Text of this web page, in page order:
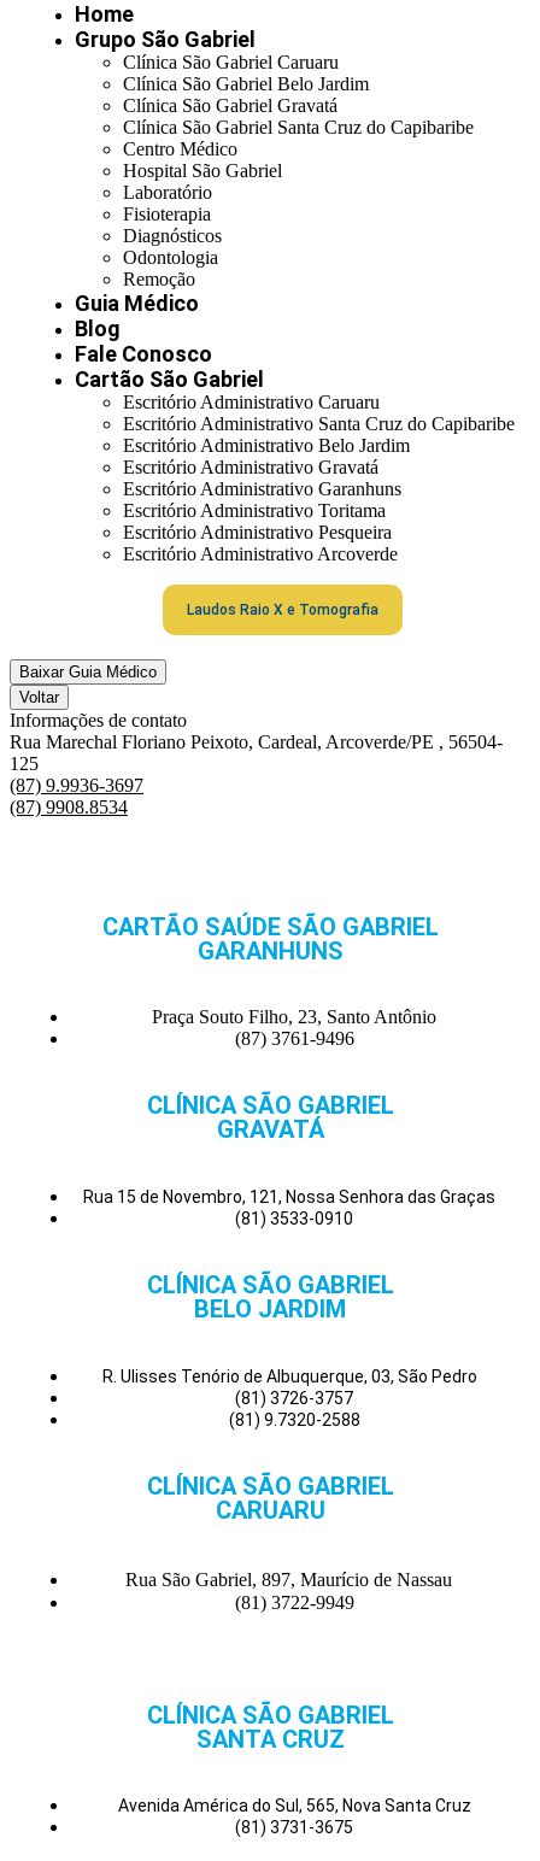
Home
Grupo São Gabriel
Clínica São Gabriel Caruaru
Clínica São Gabriel Belo Jardim
Clínica São Gabriel Gravatá
Clínica São Gabriel Santa Cruz do Capibaribe
Centro Médico
Hospital São Gabriel
Laboratório
Fisioterapia
Diagnósticos
Odontologia
Remoção
Guia Médico
Blog
Fale Conosco
Cartão São Gabriel
Escritório Administrativo Caruaru
Escritório Administrativo Santa Cruz do Capibaribe
Escritório Administrativo Belo Jardim
Escritório Administrativo Gravatá
Escritório Administrativo Garanhuns
Escritório Administrativo Toritama
Escritório Administrativo Pesqueira
Escritório Administrativo Arcoverde
Laudos Raio X e Tomografia
Baixar Guia Médico
Voltar
Informações de contato
Rua Marechal Floriano Peixoto, Cardeal, Arcoverde/PE , 56504-
125
(87) 9.9936-3697
(87) 9908.8534
CARTÃO SAÚDE SÃO GABRIEL
GARANHUNS
Praça Souto Filho, 23, Santo Antônio
(87) 3761-9496
CLÍNICA SÃO GABRIEL
GRAVATÁ
Rua 15 de Novembro, 121, Nossa Senhora das Graças
(81) 3533-0910
CLÍNICA SÃO GABRIEL
BELO JARDIM
R. Ulisses Tenório de Albuquerque, 03, São Pedro
(81) 3726-3757
(81) 9.7320-2588
CLÍNICA SÃO GABRIEL
CARUARU
Rua São Gabriel, 897, Maurício de Nassau
(81) 3722-9949
CLÍNICA SÃO GABRIEL
SANTA CRUZ
Avenida América do Sul, 565, Nova Santa Cruz
(81) 3731-3675